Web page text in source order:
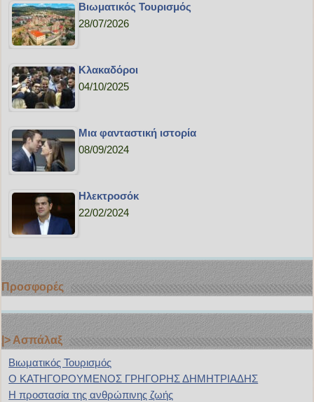
Bιωματικός Τουρισμός
28/07/2026
Κλακαδόροι
04/10/2025
Μια φανταστική ιστορία
08/09/2024
Ηλεκτροσόκ
22/02/2024
Προσφορές
|> Ασπάλαξ
Bιωματικός Τουρισμός
Ο ΚΑΤΗΓΟΡΟΥΜΕΝΟΣ ΓΡΗΓΟΡΗΣ ΔΗΜΗΤΡΙΑΔΗΣ
H προστασία της ανθρώπινης ζωής